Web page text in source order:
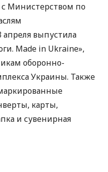
Министерством по
выпустила
Made in Ukraine»,
оборонно-
Украины. Также
карты,
и сувенирная